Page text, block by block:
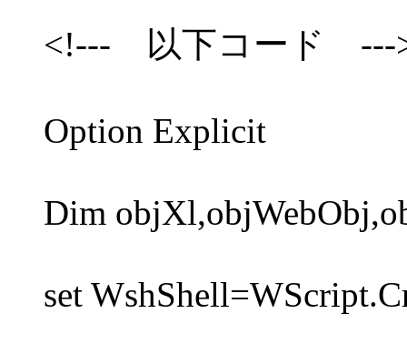
<!--- 以下コード ---
Option Explicit
Dim
set